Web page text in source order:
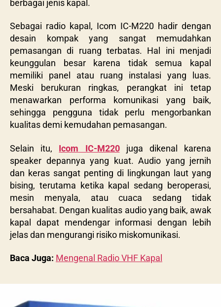
berbagai jenis kapal.
Sebagai radio kapal, Icom IC-M220 hadir dengan
desain kompak yang sangat memudahkan
pemasangan di ruang terbatas. Hal ini menjadi
keunggulan besar karena tidak semua kapal
memiliki panel atau ruang instalasi yang luas.
Meski berukuran ringkas, perangkat ini tetap
menawarkan performa komunikasi yang baik,
sehingga pengguna tidak perlu mengorbankan
kualitas demi kemudahan pemasangan.
Selain itu, Icom IC-M220juga dikenal karena
speaker depannya yang kuat. Audio yang jernih
dan keras sangat penting di lingkungan laut yang
bising, terutama ketika kapal sedang beroperasi,
mesin menyala, atau cuaca sedang tidak
bersahabat. Dengan kualitas audio yang baik, awak
kapal dapat mendengar informasi dengan lebih
jelas dan mengurangi risiko miskomunikasi.
Baca Juga: Mengenal Radio VHF Kapal